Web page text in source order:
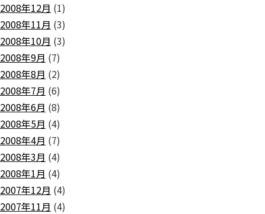
2008年12月 (1)
2008年11月 (3)
2008年10月 (3)
2008年9月 (7)
2008年8月 (2)
2008年7月 (6)
2008年6月 (8)
2008年5月 (4)
2008年4月 (7)
2008年3月 (4)
2008年1月 (4)
2007年12月 (4)
2007年11月 (4)